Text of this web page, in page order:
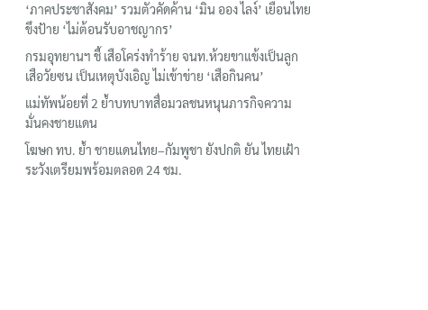
‘ภาคประชาสังคม’ รวมตัวคัดค้าน ‘มิน ออง ไลง์’ เยือนไทย
ขึงป้าย ‘ไม่ต้อนรับอาชญากร’
กรมอุทยานฯ ชี้ เสือโคร่งทำร้าย จนท.ห้วยขาแข้งเป็นลูก
เสือวัยซน เป็นเหตุบังเอิญ ไม่เข้าข่าย ‘เสือกินคน’
แม่ทัพน้อยที่ 2 ย้ำบทบาทสื่อมวลชนหนุนภารกิจความ
มั่นคงชายแดน
โฆษก ทบ. ย้ำ ชายแดนไทย–กัมพูชา ยังปกติ ยัน ไทยเฝ้า
ระวังเตรียมพร้อมตลอด 24 ชม.